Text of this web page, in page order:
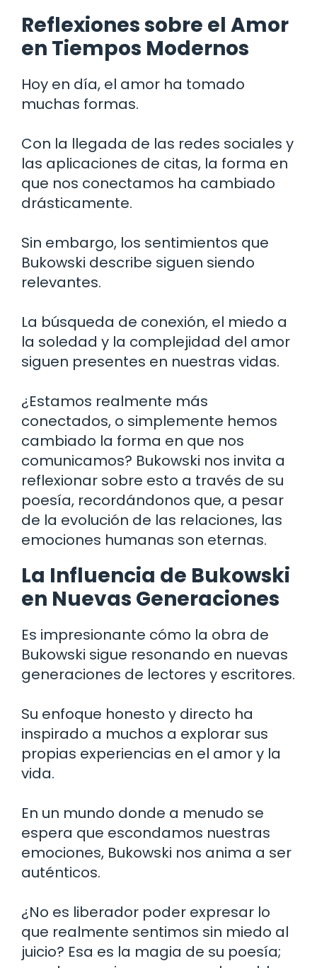
Reflexiones sobre el Amor
en Tiempos Modernos
Hoy en día, el amor ha tomado
muchas formas.
Con la llegada de las redes sociales y
las aplicaciones de citas, la forma en
que nos conectamos ha cambiado
drásticamente.
Sin embargo, los sentimientos que
Bukowski describe siguen siendo
relevantes.
La búsqueda de conexión, el miedo a
la soledad y la complejidad del amor
siguen presentes en nuestras vidas.
¿Estamos realmente más
conectados, o simplemente hemos
cambiado la forma en que nos
comunicamos? Bukowski nos invita a
reflexionar sobre esto a través de su
poesía, recordándonos que, a pesar
de la evolución de las relaciones, las
emociones humanas son eternas.
La Influencia de Bukowski
en Nuevas Generaciones
Es impresionante cómo la obra de
Bukowski sigue resonando en nuevas
generaciones de lectores y escritores.
Su enfoque honesto y directo ha
inspirado a muchos a explorar sus
propias experiencias en el amor y la
vida.
En un mundo donde a menudo se
espera que escondamos nuestras
emociones, Bukowski nos anima a ser
auténticos.
¿No es liberador poder expresar lo
que realmente sentimos sin miedo al
juicio? Esa es la magia de su poesía;